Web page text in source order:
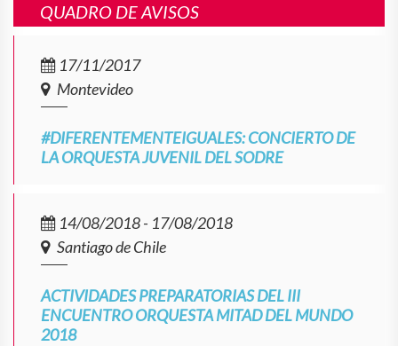
QUADRO DE AVISOS
17/11/2017
Montevideo
#DIFERENTEMENTEIGUALES: CONCIERTO DE
LA ORQUESTA JUVENIL DEL SODRE
14/08/2018 - 17/08/2018
Santiago de Chile
ACTIVIDADES PREPARATORIAS DEL III
ENCUENTRO ORQUESTA MITAD DEL MUNDO
2018